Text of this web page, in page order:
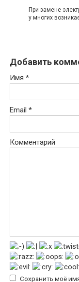
При замене
у многих
Добавить
Имя *
Email *
Комментарий
Сохранить моё